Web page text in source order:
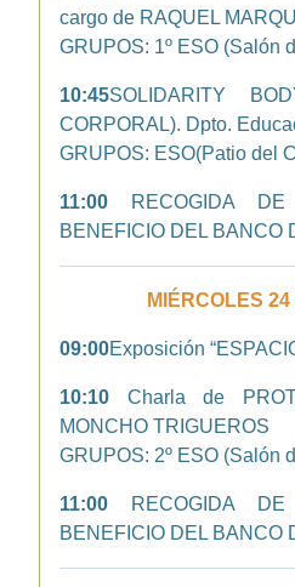
cargo de RAQUEL
GRUPOS: 1º ESO (Salón
10:45SOLIDARITY
CORPORAL). Dpto.
GRUPOS: ESO(Patio del
11:00 RECOGIDA DE
BENEFICIO DEL BANCO
MIÉRCOLES
09:00Exposición
10:10 Charla de
MONCHO TRIGUEROS
GRUPOS: 2º ESO (Salón
11:00 RECOGIDA DE
BENEFICIO DEL BANCO